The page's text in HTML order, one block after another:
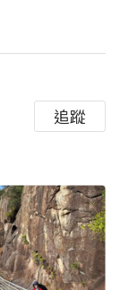
追蹤